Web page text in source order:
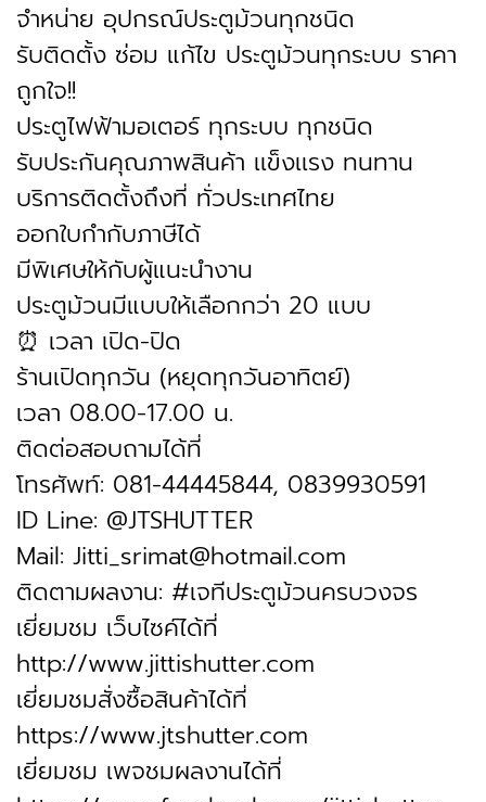
จำหน่าย อุปกรณ์ประตูม้วนทุกชนิด
รับติดตั้ง ซ่อม แก้ไข ประตูม้วนทุกระบบ ราคา
ถูกใจ!!
ประตูไฟฟ้ามอเตอร์ ทุกระบบ ทุกชนิด
รับประกันคุณภาพสินค้า เเข็งเเรง ทนทาน
บริการติดตั้งถึงที่ ทั่วประเทศไทย
ออกใบกำกับภาษีได้
มีพิเศษให้กับผู้แนะนำงาน
ประตูม้วนมีแบบให้เลือกกว่า 20 แบบ
⏰ เวลา เปิด-ปิด
ร้านเปิดทุกวัน (หยุดทุกวันอาทิตย์)
เวลา 08.00-17.00 น.
ติดต่อสอบถามได้ที่
โทรศัพท์: 081-44445844, 0839930591
ID Line: @JTSHUTTER
Mail: Jitti_srimat@hotmail.com
ติดตามผลงาน: #เจทีประตูม้วนครบวงจร
เยี่ยมชม เว็บไซค์ได้ที่
http://www.jittishutter.com
เยี่ยมชมสั่งซื้อสินค้าได้ที่
https://www.jtshutter.com
เยี่ยมชม เพจชมผลงานได้ที่